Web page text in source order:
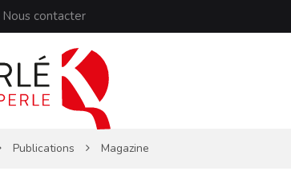
Nous contacter
Publications Magazine